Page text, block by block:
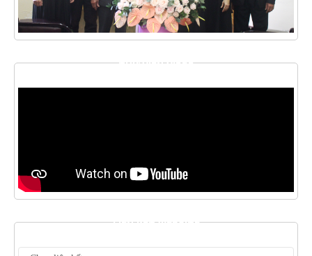
THƯ VIỆN VIDEO
LIÊN KẾT WEBSITE